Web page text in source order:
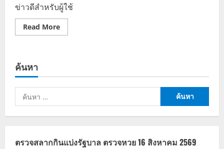
ข่าวดีสำหรับผู้ใช้
Read MoreRead
more
ทาง
บน
ถือ
ค้นหา
ค้นหา
สำหรับ:
ตรวจสลากกินแบ่งรัฐบาล ตรวจหวย 16 สิงหาคม 2569